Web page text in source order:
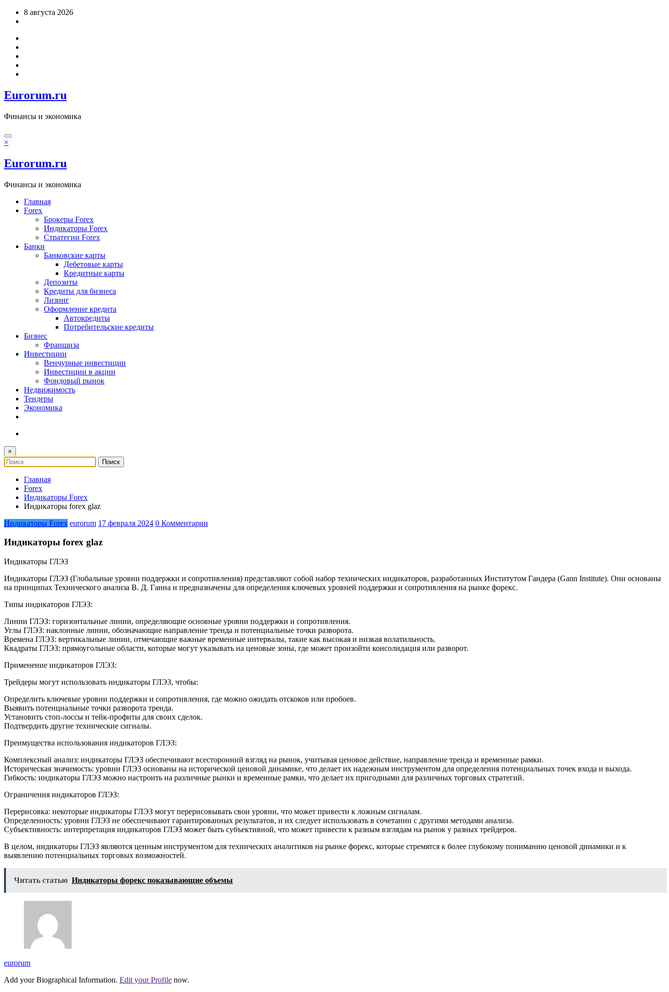
Перейти8 августа 2026
Eurorum.ru
Финансы и экономика
×
Eurorum.ru
Финансы и экономика
Главная
Forex
Брокеры Forex
Индикаторы Forex
Стратегии Forex
Банки
Банковские карты
Дебетовые карты
Кредитные карты
Депозиты
Кредиты для бизнеса
Лизинг
Оформление кредита
Автокредиты
Потребительские кредиты
Бизнес
Франшиза
Инвестиции
Венчурные инвестиции
Инвестиции в акции
Фондовый рынок
Недвижимость
Тендеры
Экономика
×
Главная
Forex
Индикаторы Forex
Индикаторы forex glaz
Индикаторы Forex eurorum 17 февраля 2024 0 Комментарии
Индикаторы forex glaz
Индикаторы ГЛЭЗ
Индикаторы ГЛЭЗ (Глобальные уровни поддержки и сопротивления) представляют собой набор технических индикаторов, разработанных Институтом Гандера (Gann Institute). Они основаны
на принципах Технического анализа В. Д. Ганна и предназначены для определения ключевых уровней поддержки и сопротивления на рынке форекс.
Типы индикаторов ГЛЭЗ:
Линии ГЛЭЗ: горизонтальные линии, определяющие основные уровни поддержки и сопротивления.
Углы ГЛЭЗ: наклонные линии, обозначающие направление тренда и потенциальные точки разворота.
Времена ГЛЭЗ: вертикальные линии, отмечающие важные временные интервалы, такие как высокая и низкая волатильность.
Квадраты ГЛЭЗ: прямоугольные области, которые могут указывать на ценовые зоны, где может произойти консолидация или разворот.
Применение индикаторов ГЛЭЗ:
Трейдеры могут использовать индикаторы ГЛЭЗ, чтобы:
Определить ключевые уровни поддержки и сопротивления, где можно ожидать отскоков или пробоев.
Выявить потенциальные точки разворота тренда.
Установить стоп-лоссы и тейк-профиты для своих сделок.
Подтвердить другие технические сигналы.
Преимущества использования индикаторов ГЛЭЗ:
Комплексный анализ: индикаторы ГЛЭЗ обеспечивают всесторонний взгляд на рынок, учитывая ценовое действие, направление тренда и временные рамки.
Историческая значимость: уровни ГЛЭЗ основаны на исторической ценовой динамике, что делает их надежным инструментом для определения потенциальных точек входа и выхода.
Гибкость: индикаторы ГЛЭЗ можно настроить на различные рынки и временные рамки, что делает их пригодными для различных торговых стратегий.
Ограничения индикаторов ГЛЭЗ:
Перерисовка: некоторые индикаторы ГЛЭЗ могут перерисовывать свои уровни, что может привести к ложным сигналам.
Определенность: уровни ГЛЭЗ не обеспечивают гарантированных результатов, и их следует использовать в сочетании с другими методами анализа.
Субъективность: интерпретация индикаторов ГЛЭЗ может быть субъективной, что может привести к разным взглядам на рынок у разных трейдеров.
В целом, индикаторы ГЛЭЗ являются ценным инструментом для технических аналитиков на рынке форекс, которые стремятся к более глубокому пониманию ценовой динамики и к
выявлению потенциальных торговых возможностей.
Читать статью Индикаторы форекс показывающие объемы
eurorum
Add your Biographical Information. Edit your Profile now.